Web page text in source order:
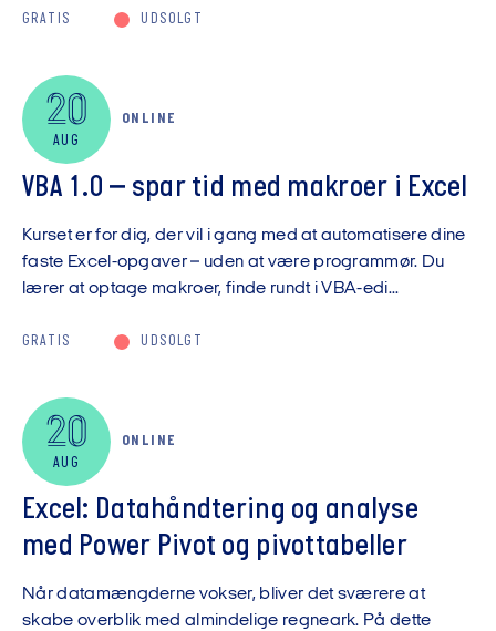
GRATIS UDSOLGT
20
AUG
ONLINE
VBA 1.0 – spar tid med makroer i Excel
Kurset er for dig, der vil i gang med at automatisere dine
faste Excel-opgaver – uden at være programmør. Du
lærer at optage makroer, finde rundt i VBA-edi...
GRATIS UDSOLGT
20
AUG
ONLINE
Excel: Datahåndtering og analyse
med Power Pivot og pivottabeller
Når datamængderne vokser, bliver det sværere at
skabe overblik med almindelige regneark. På dette